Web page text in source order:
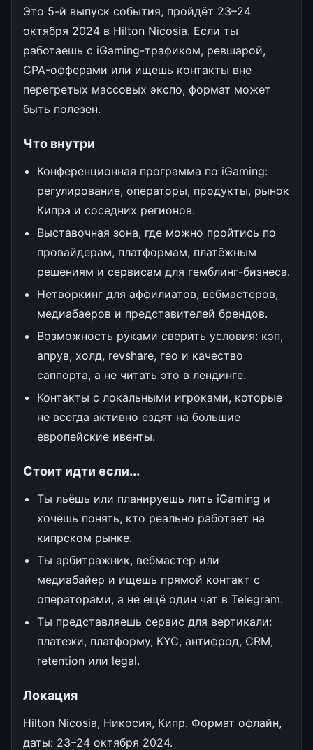
Это 5-й выпуск события, пройдёт 23–24
октября 2024 в Hilton Nicosia. Если ты
работаешь с iGaming-трафиком, ревшарой,
CPA-офферами или ищешь контакты вне
перегретых массовых экспо, формат может
быть полезен.
Что внутри
Конференционная программа по iGaming:
регулирование, операторы, продукты, рынок
Кипра и соседних регионов.
Выставочная зона, где можно пройтись по
провайдерам, платформам, платёжным
решениям и сервисам для гемблинг-бизнеса.
Нетворкинг для аффилиатов, вебмастеров,
медиабаеров и представителей брендов.
Возможность руками сверить условия: кэп,
апрув, холд, revshare, гео и качество
саппорта, а не читать это в лендинге.
Контакты с локальными игроками, которые
не всегда активно ездят на большие
европейские ивенты.
Стоит идти если...
Ты льёшь или планируешь лить iGaming и
хочешь понять, кто реально работает на
кипрском рынке.
Ты арбитражник, вебмастер или
медиабайер и ищешь прямой контакт с
операторами, а не ещё один чат в Telegram.
Ты представляешь сервис для вертикали:
платежи, платформу, KYC, антифрод, CRM,
retention или legal.
Локация
Hilton Nicosia, Никосия, Кипр. Формат офлайн,
даты: 23–24 октября 2024.